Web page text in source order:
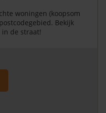
woningen (koopsom
Bekijk
de straat!